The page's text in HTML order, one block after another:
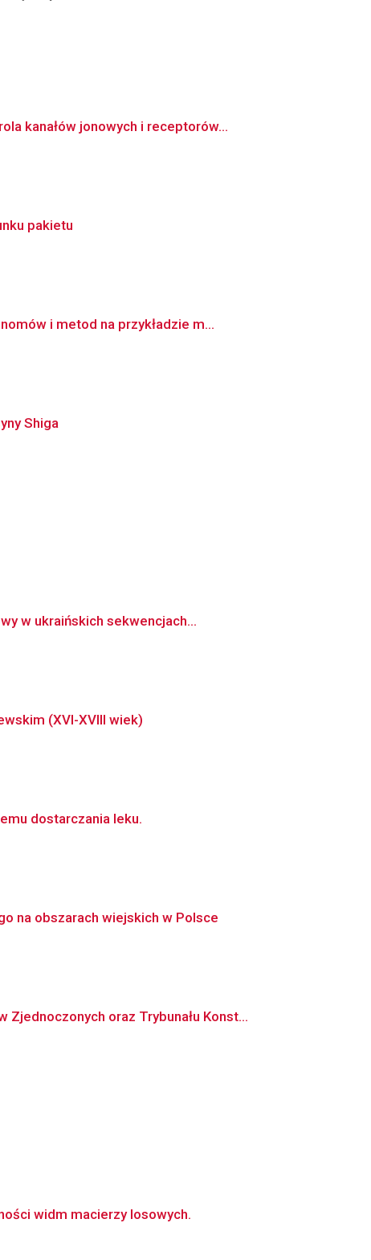
kanałów jonowych i receptorów...
pakietu
i metod na przykładzie m...
Shiga
w ukraińskich sekwencjach...
(XVI-XVIII wiek)
dostarczania leku.
na obszarach wiejskich w Polsce
oraz Trybunału Konst...
widm macierzy losowych.